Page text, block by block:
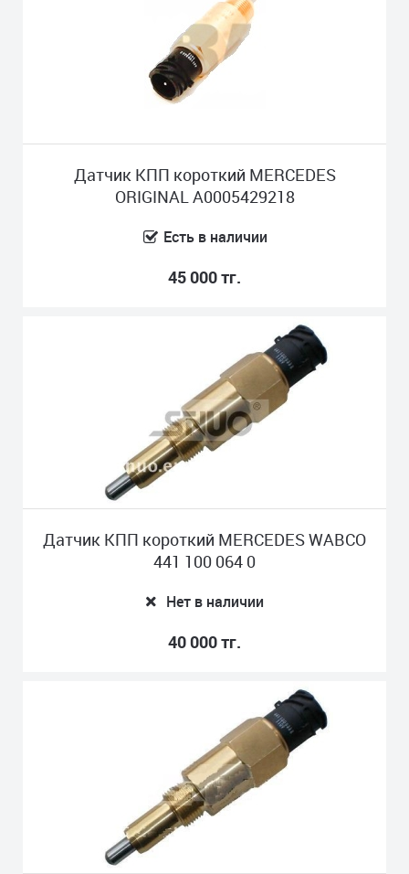
Датчик КПП короткий MERCEDES
ORIGINAL A0005429218
Есть в наличии
45 000 тг.
Датчик КПП короткий MERCEDES WABCO
441 100 064 0
Нет в наличии
40 000 тг.